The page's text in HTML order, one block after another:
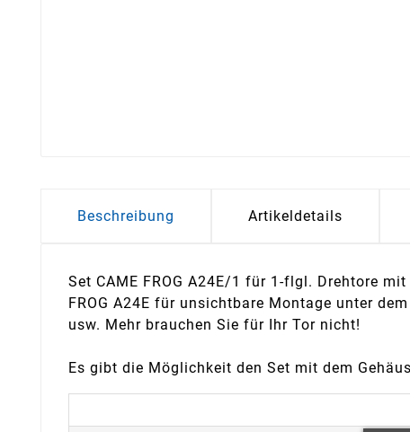
Beschreibung Artikeldetails
Set CAME FROG A24E/1 für 1-flgl. Drehtore
FROG A24E für unsichtbare Montage unter
usw. Mehr brauchen Sie für Ihr Tor nicht!
Es gibt die Möglichkeit den Set mit dem